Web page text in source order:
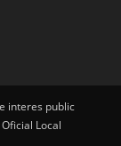
interes public
Local